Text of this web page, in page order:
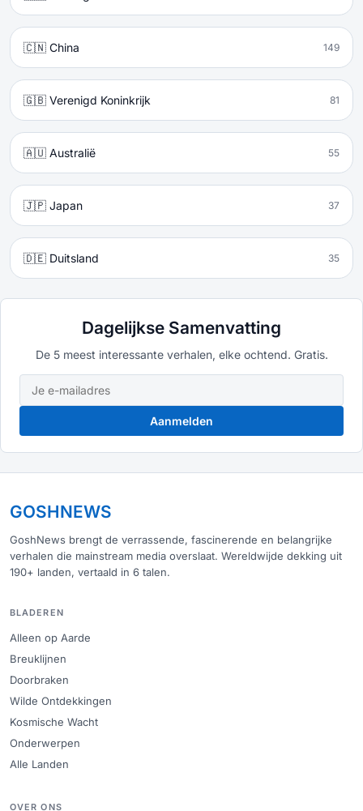
🇨🇳 China 149
🇬🇧 Verenigd Koninkrijk 81
🇦🇺 Australië 55
🇯🇵 Japan 37
🇩🇪 Duitsland 35
Dagelijkse Samenvatting
De 5 meest interessante verhalen, elke ochtend. Gratis.
Aanmelden
GOSHNEWS
GoshNews brengt de verrassende, fascinerende en belangrijke
verhalen die mainstream media overslaat. Wereldwijde dekking uit
190+ landen, vertaald in 6 talen.
BLADEREN
Alleen op Aarde
Breuklijnen
Doorbraken
Wilde Ontdekkingen
Kosmische Wacht
Onderwerpen
Alle Landen
OVER ONS